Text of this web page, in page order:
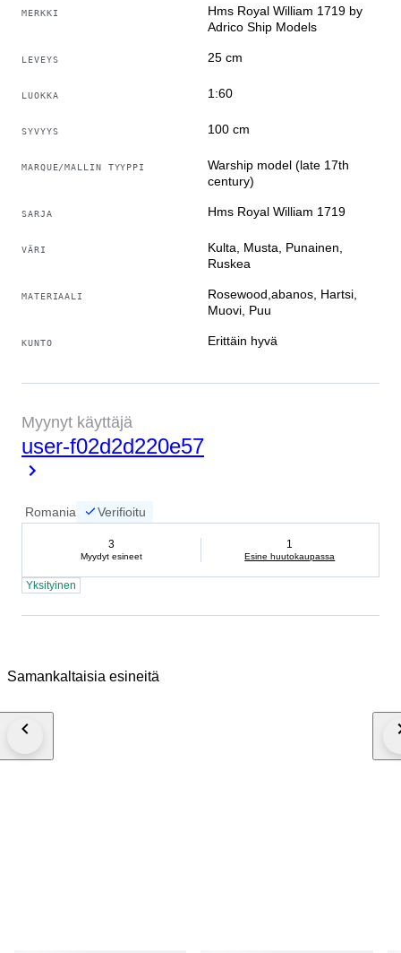
MERKKI
Hms Royal William 1719 by
Adrico Ship Models
LEVEYS 25 cm
LUOKKA 1:60
SYVYYS 100 cm
MARQUE/MALLIN TYYPPI
Warship model (late 17th
century)
SARJA Hms Royal William 1719
VÄRI
Kulta, Musta, Punainen,
Ruskea
MATERIAALI
Rosewood,abanos, Hartsi,
Muovi, Puu
KUNTO Erittäin hyvä
Myynyt käyttäjä
user-f02d2d220e57
Romania Verifioitu
3
Myydyt esineet
1
Esine huutokaupassa
Yksityinen
Samankaltaisia esineitä